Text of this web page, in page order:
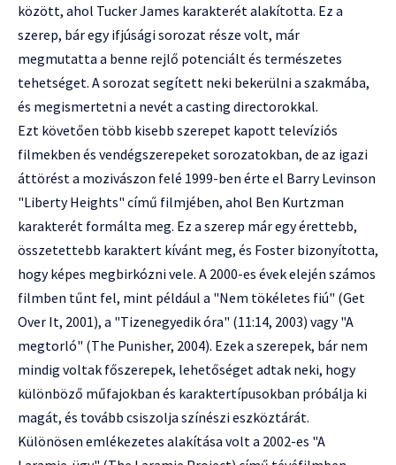
között, ahol Tucker James karakterét alakította. Ez a
szerep, bár egy ifjúsági sorozat része volt, már
megmutatta a benne rejlő potenciált és természetes
tehetséget. A sorozat segített neki bekerülni a szakmába,
és megismertetni a nevét a casting directorokkal.
Ezt követően több kisebb szerepet kapott televíziós
filmekben és vendégszerepeket sorozatokban, de az igazi
áttörést a mozivászon felé 1999-ben érte el Barry Levinson
"Liberty Heights" című filmjében, ahol Ben Kurtzman
karakterét formálta meg. Ez a szerep már egy érettebb,
összetettebb karaktert kívánt meg, és Foster bizonyította,
hogy képes megbirkózni vele. A 2000-es évek elején számos
filmben tűnt fel, mint például a "Nem tökéletes fiú" (Get
Over It, 2001), a "Tizenegyedik óra" (11:14, 2003) vagy "A
megtorló" (The Punisher, 2004). Ezek a szerepek, bár nem
mindig voltak főszerepek, lehetőséget adtak neki, hogy
különböző műfajokban és karaktertípusokban próbálja ki
magát, és tovább csiszolja színészi eszköztárát.
Különösen emlékezetes alakítása volt a 2002-es "A